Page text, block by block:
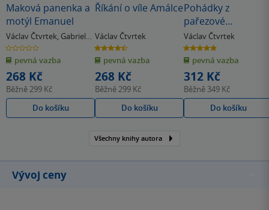
Maková panenka a
motýl Emanuel
Václav Čtvrtek, Gabriela
Dubská
0.0
z
5
hvězdiček
pevná vazba
268 Kč
Běžně299 Kč
Do košíku
Říkání o víle Amálce
Václav Čtvrtek
4.5
z
5
hvězdiček
pevná vazba
268 Kč
Běžně299 Kč
Do košíku
Pohádky z
pařezové
chaloupky
Václav Čtvrtek
4.9
z
5
hvězdiček
pevná vazba
312 Kč
Běžně 349 Kč
Do košíku
Všechny knihy autora
Vývoj ceny